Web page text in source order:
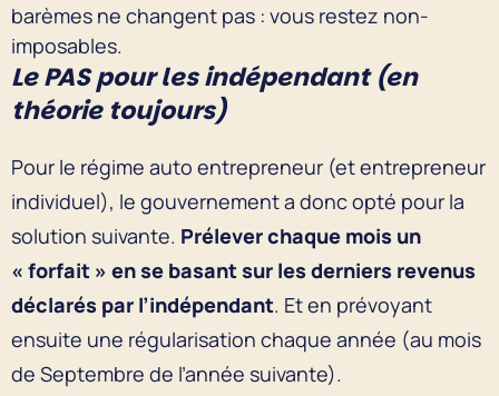
barèmes ne changent pas : vous restez non-
imposables.
Le PAS pour les indépendant (en
théorie toujours)
Pour le régime auto entrepreneur (et entrepreneur
individuel), le gouvernement a donc opté pour la
solution suivante. Prélever chaque mois un
« forfait » en se basant sur les derniers revenus
déclarés par l’indépendant. Et en prévoyant
ensuite une régularisation chaque année (au mois
de Septembre de l’année suivante).